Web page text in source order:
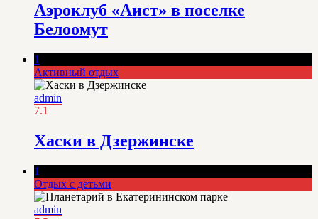
Аэроклуб «Аист» в поселке
Белоомут
1
Активный отдых
admin
7.1
Хаски в Дзержинске
1
Отдых с детьми
admin